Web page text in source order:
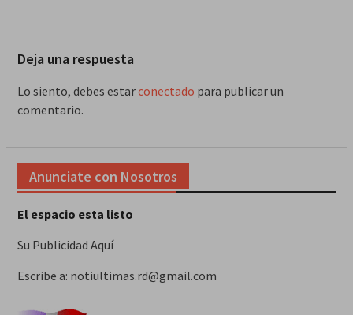
Deja una respuesta
Lo siento, debes estarconectado para publicar un
comentario.
Anunciate con Nosotros
El espacio esta listo
Su Publicidad Aquí
Escribe a: notiultimas.rd@gmail.com